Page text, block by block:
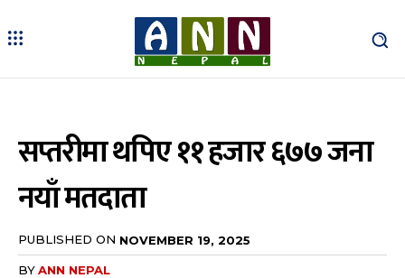
सप्तरीमा थपिए ११ हजार ६७७ जना
नयाँ मतदाता
PUBLISHED ON NOVEMBER 19, 2025
BYANN NEPAL